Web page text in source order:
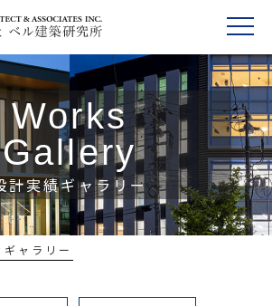
Works
Gallery
計実績ギャラリー
ャラリー